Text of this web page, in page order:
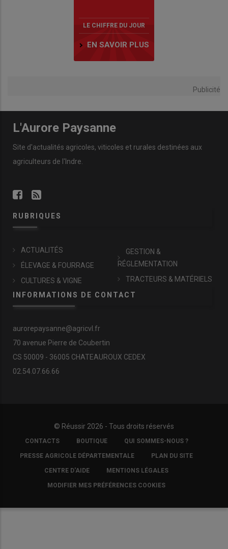
LE CHIFFRE DU JOUR
EN SAVOIR PLUS
Publicité
L'Aurore Paysanne
Site d'actualités agricoles, viticoles et rurales destinées aux
agriculteurs de l'Indre.
RUBRIQUES
ACTUALITÉS
ÉLEVAGE & FOURRAGE
CULTURES & VIGNE
GESTION &
RÉGLEMENTATION
TRACTEURS & MATÉRIELS
INFORMATIONS DE CONTACT
aurorepaysanne@agricvl.fr
70 avenue Pierre de Coubertin
CS 50009 - 36005 CHATEAUROUX CEDEX
02.54.07.66.66
© Réussir 2026 - Tous droits réservés
FOOTER
COPYRIGHT
CONTACTS BOUTIQUE QUI SOMMES-NOUS ?
PRESSE AGRICOLE DÉPARTEMENTALE PLAN DU SITE
CENTRE D'AIDE MENTIONS LÉGALES
MODIFIER MES PRÉFÉRENCES COOKIES